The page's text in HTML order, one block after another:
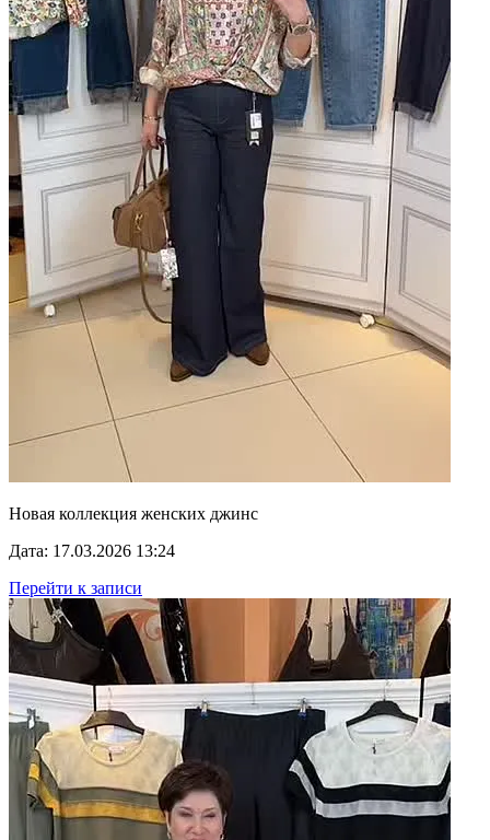
Новая коллекция женских джинс
Дата: 17.03.2026 13:24
Перейти к записи